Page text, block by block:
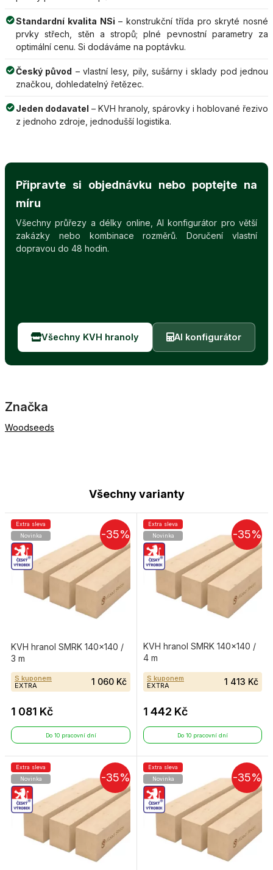
Standardní kvalita NSi – konstrukční třída pro skryté nosné
prvky střech, stěn a stropů; plné pevnostní parametry za
optimální cenu. Si dodáváme na poptávku.
Český původ – vlastní lesy, pily, sušárny i sklady pod jednou
značkou, dohledatelný řetězec.
Jeden dodavatel – KVH hranoly, spárovky i hoblované řezivo
z jednoho zdroje, jednodušší logistika.
Připravte si objednávku nebo poptejte na
míru
Všechny průřezy a délky online, AI konfigurátor pro větší
zakázky nebo kombinace rozměrů. Doručení vlastní
dopravou do 48 hodin.
Všechny KVH hranoly AI konfigurátor
Značka
Woodseeds
Všechny varianty
-35%
Extra sleva
Novinka
KVH hranol SMRK 140×140 /
3 m
S kuponem
EXTRA
1 060 Kč
1 081 Kč
Do 10 pracovní dní
-35%
Extra sleva
Novinka
KVH hranol SMRK 140×140 /
4 m
S kuponem
EXTRA
1 413 Kč
1 442 Kč
Do 10 pracovní dní
-35%
Extra sleva
Novinka
-35%
Extra sleva
Novinka